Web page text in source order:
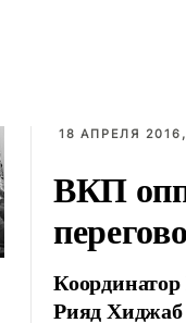
18 АПРЕЛЯ
ВКП
Рияд Хиджаб